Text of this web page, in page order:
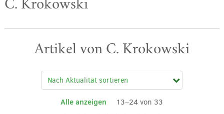
C. Krokowski
Artikel von C. Krokowski
Alle anzeigen 13–24 von 33